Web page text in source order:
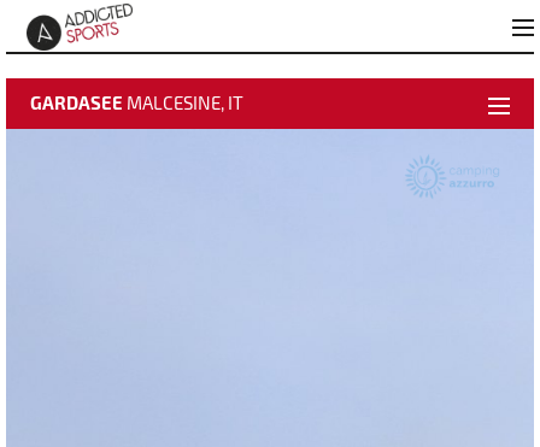
GARDASEE MALCESINE, IT